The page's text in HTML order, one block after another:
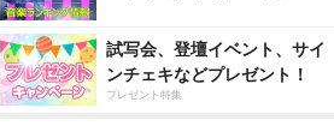
試写会、登壇イベント、サイ
ンチェキなどプレゼント！
プレゼント特集